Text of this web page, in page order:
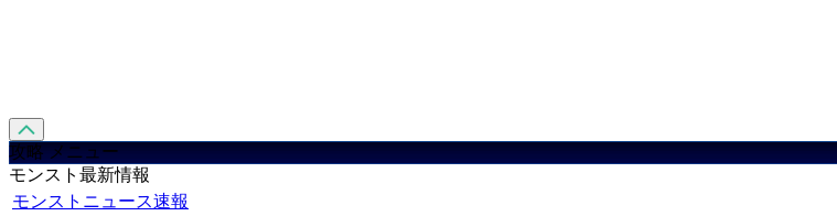
攻略 メニュー
モンスト最新情報
モンストニュース速報